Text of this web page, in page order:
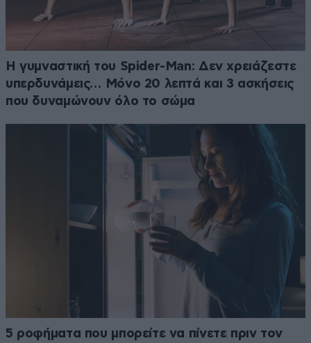
Η γυμναστική του Spider-Man: Δεν χρειάζεστε
υπερδυνάμεις… Μόνο 20 λεπτά και 3 ασκήσεις
που δυναμώνουν όλο το σώμα
5 ροφήματα που μπορείτε να πίνετε πριν τον